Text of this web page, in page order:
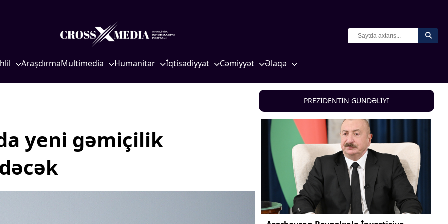
AraşdırmaMultimedia Humanitar
Mədəniyyətimizin Zəfəri
İqtisadiyyat
nəqliyyat
Cəmiyyət
Məhkəmə və hüquq
Gənclər və İdman
Əlaqə
yeni gəmiçilik
PREZİDENTİN GÜNDƏLİYİ